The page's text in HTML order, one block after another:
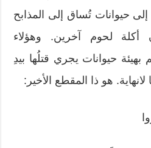
حيوانات تُساق إلى المذابح
لحوم آخرين. وهؤلاء
حيوانات يجري قتلُها بيدِ
لانهاية. هو ذا المقطع الأخير: